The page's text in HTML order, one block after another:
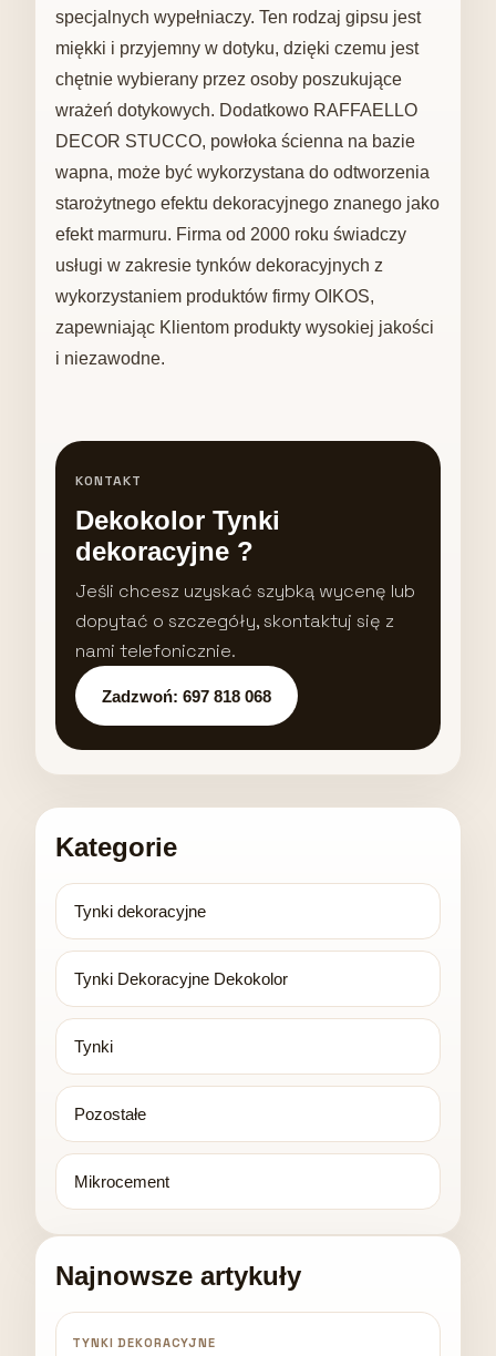
specjalnych wypełniaczy. Ten rodzaj gipsu jest
miękki i przyjemny w dotyku, dzięki czemu jest
chętnie wybierany przez osoby poszukujące
wrażeń dotykowych. Dodatkowo RAFFAELLO
DECOR STUCCO, powłoka ścienna na bazie
wapna, może być wykorzystana do odtworzenia
starożytnego efektu dekoracyjnego znanego jako
efekt marmuru. Firma od 2000 roku świadczy
usługi w zakresie tynków dekoracyjnych z
wykorzystaniem produktów firmy OIKOS,
zapewniając Klientom produkty wysokiej jakości
i niezawodne.
KONTAKT
Dekokolor Tynki
dekoracyjne ?
Jeśli chcesz uzyskać szybką wycenę lub
dopytać o szczegóły, skontaktuj się z
nami telefonicznie.
Zadzwoń: 697 818 068
Kategorie
Tynki dekoracyjne
Tynki Dekoracyjne Dekokolor
Tynki
Pozostałe
Mikrocement
Najnowsze artykuły
TYNKI DEKORACYJNE